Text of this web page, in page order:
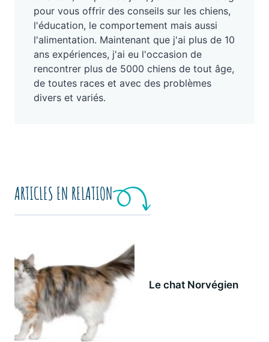
pour vous offrir des conseils sur les chiens,
l'éducation, le comportement mais aussi
l'alimentation. Maintenant que j'ai plus de 10
ans expériences, j'ai eu l'occasion de
rencontrer plus de 5000 chiens de tout âge,
de toutes races et avec des problèmes
divers et variés.
ARTICLES EN RELATION
Le chat Norvégien